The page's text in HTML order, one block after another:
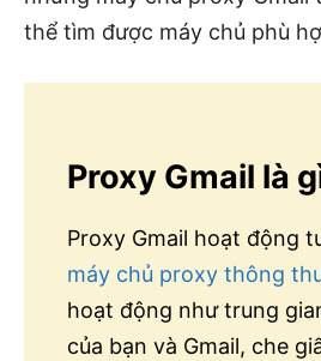
thể tìm được máy chủ phù
Proxy Gmail là
Proxy Gmail hoạt động
máy chủ proxy thông
hoạt động như trung
của bạn và Gmail, che